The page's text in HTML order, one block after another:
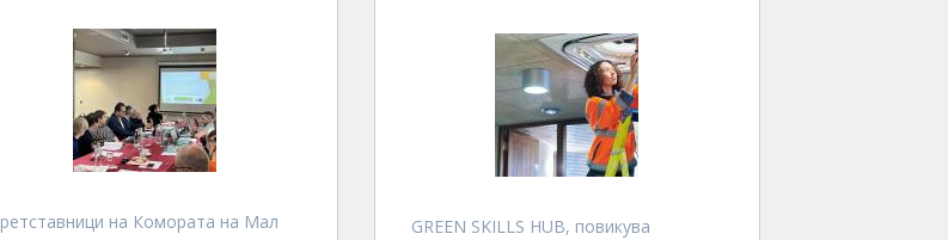
на Комората на Мал
GREEN SKILLS HUB, повикува